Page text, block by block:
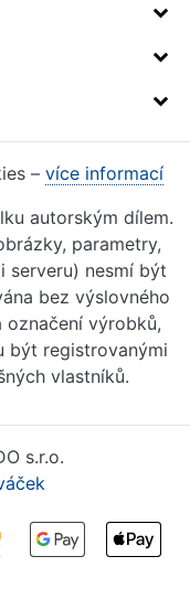
– více informací
autorským dílem.
parametry,
serveru) nesmí být
bez výslovného
označení výrobků,
být registrovanými
vlastníků.
s.r.o.